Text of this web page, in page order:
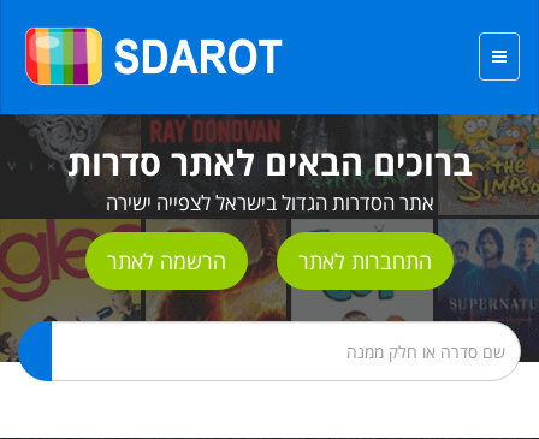
ברוכים הבאים לאתר סדרות
אתר הסדרות הגדול בישראל לצפייה ישירה
התחברות לאתר הרשמה לאתר